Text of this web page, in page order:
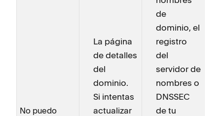
No puedo
La página
de detalles
del
dominio.
Si intentas
actualizar
de
dominio, el
registro
del
servidor de
nombres o
DNSSEC
de tu